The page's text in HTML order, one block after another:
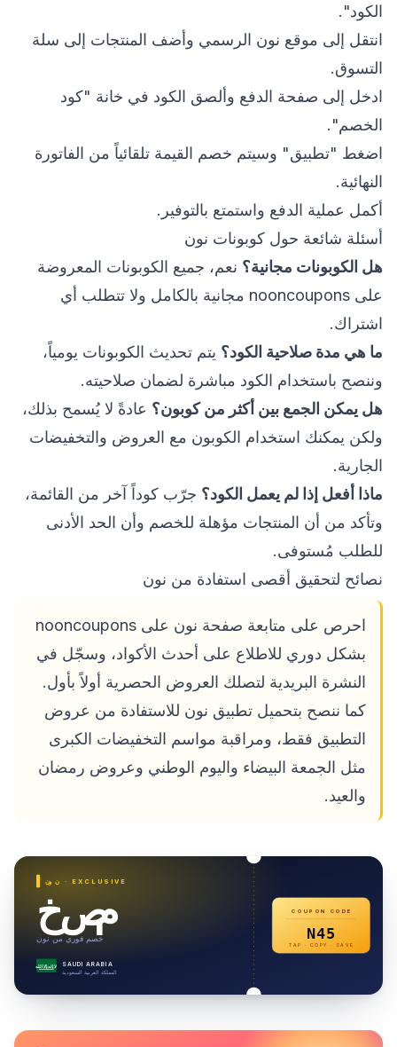
الكود".
انتقل إلى موقع نون الرسمي وأضف المنتجات إلى سلة
التسوق.
ادخل إلى صفحة الدفع وألصق الكود في خانة "كود
الخصم".
اضغط "تطبيق" وسيتم خصم القيمة تلقائياً من الفاتورة
النهائية.
أكمل عملية الدفع واستمتع بالتوفير.
أسئلة شائعة حول كوبونات نون
هل الكوبونات مجانية؟ نعم، جميع الكوبونات المعروضة
على nooncoupons مجانية بالكامل ولا تتطلب أي
اشتراك.
ما هي مدة صلاحية الكود؟ يتم تحديث الكوبونات يومياً،
وننصح باستخدام الكود مباشرة لضمان صلاحيته.
هل يمكن الجمع بين أكثر من كوبون؟ عادةً لا يُسمح بذلك،
ولكن يمكنك استخدام الكوبون مع العروض والتخفيضات
الجارية.
ماذا أفعل إذا لم يعمل الكود؟ جرّب كوداً آخر من القائمة،
وتأكد من أن المنتجات مؤهلة للخصم وأن الحد الأدنى
للطلب مُستوفى.
نصائح لتحقيق أقصى استفادة من نون
احرص على متابعة صفحة نون على nooncoupons
بشكل دوري للاطلاع على أحدث الأكواد، وسجّل في
النشرة البريدية لتصلك العروض الحصرية أولاً بأول.
كما ننصح بتحميل تطبيق نون للاستفادة من عروض
التطبيق فقط، ومراقبة مواسم التخفيضات الكبرى
مثل الجمعة البيضاء واليوم الوطني وعروض رمضان
والعيد.
نون · EXCLUSIVE
خصم
خصم فوري من نون
لا إله إلا الله SAUDI ARABIA
المملكة العربية السعودية
COUPON CODE
N45
TAP · COPY · SAVE